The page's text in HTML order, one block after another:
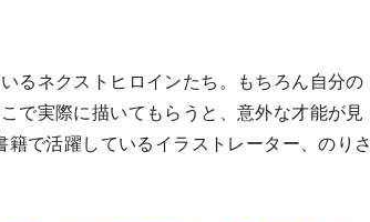
るネクストヒロインたち。もちろん自分の
で実際に描いてもらうと、意外な才能が見
で活躍しているイラストレーター、のりさ